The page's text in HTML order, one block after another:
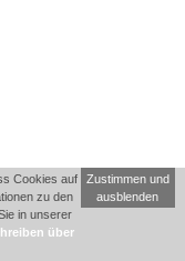
Cookies auf
zu den
in unserer
über
Zustimmen und
ausblenden